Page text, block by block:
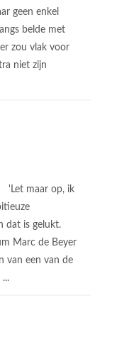
geen enkel
belde met
zou vlak voor
niet zijn
'Let maar op, ik
dat is gelukt.
Marc de Beyer
van een van de